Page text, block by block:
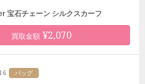
宝石チェーン シルクスカーフ
買取金額¥2,070
バッグ